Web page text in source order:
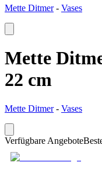
Mette Ditmer- Vases
Mette
22 cm
Mette Ditmer- Vases
Verfügbare Angebote